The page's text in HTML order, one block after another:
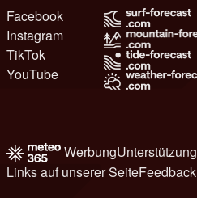
Facebook
Instagram
TikTok
YouTube
WerbungUnterstützung
Links auf unserer SeiteFeedback